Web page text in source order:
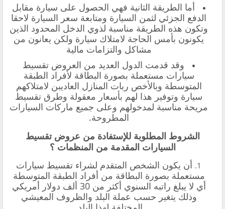
أما الطريقة الثانية فهي الحصول على سيارة مقابل
الدفع الجزئي لثمن السيارة ومتابعة سعر السيارة لاحقا
وتكون هذه الطريقة مناسبة لذوي الدخل المحدود الذين
يكونون بأمس الحاجة لامتلاك سيارة ولكن يعانون من
مشاكل والتزامات مالية
وقد قدمت الدول العديد من العروض تقسيط
سيارات مستعملة بصورة البطاقة لأفراد الطبقة
المتوسطة وبالأخص ربات المنازل العاديبن لامتلاكهم
سيارة وتوفير هذا لهم بأسعار معقولة وطرق تقسيط
مريحة مناسبة لمدخولهم وعلى جميع ماركات السيارات
المطروحة.
الشروط المطلوبة للإستفادة من عروض تقسيط
السيارات المقدمة من المنظمات ؟
أن يكون الشخص المتقدم لشراء تقسيط سيارات
مستعملة بصورة البطاقة من أفراد الطبقة المتوسطة
أي لا يبلغ راتبه السنوي أكثر من 30 ألف دولار أمريكي
وذلك يتغير حسب عملة البلد والظروف المعيشي